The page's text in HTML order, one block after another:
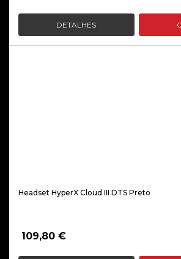
DETALHES
Headset HyperX Cloud III DTS Preto
109,80 €